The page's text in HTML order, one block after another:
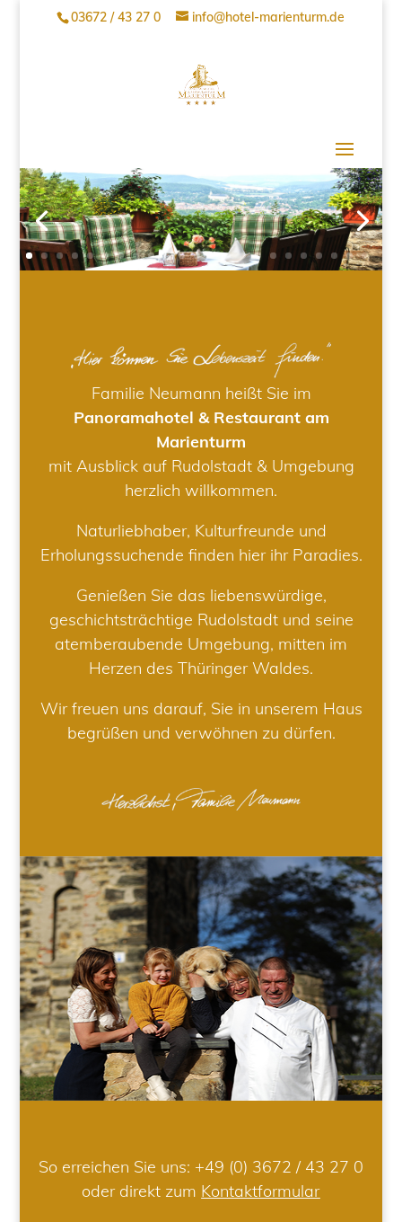
03672 / 43 27 0 info@hotel-marienturm.de
Familie Neumann heißt Sie im
Panoramahotel & Restaurant am
Marienturm
mit Ausblick auf Rudolstadt & Umgebung
herzlich willkommen.
Naturliebhaber, Kulturfreunde und
Erholungssuchende finden hier ihr Paradies.
Genießen Sie das liebenswürdige,
geschichtsträchtige Rudolstadt und seine
atemberaubende Umgebung, mitten im
Herzen des Thüringer Waldes.
Wir freuen uns darauf, Sie in unserem Haus
begrüßen und verwöhnen zu dürfen.
So erreichen Sie uns: +49 (0) 3672 / 43 27 0
oder direkt zum Kontaktformular